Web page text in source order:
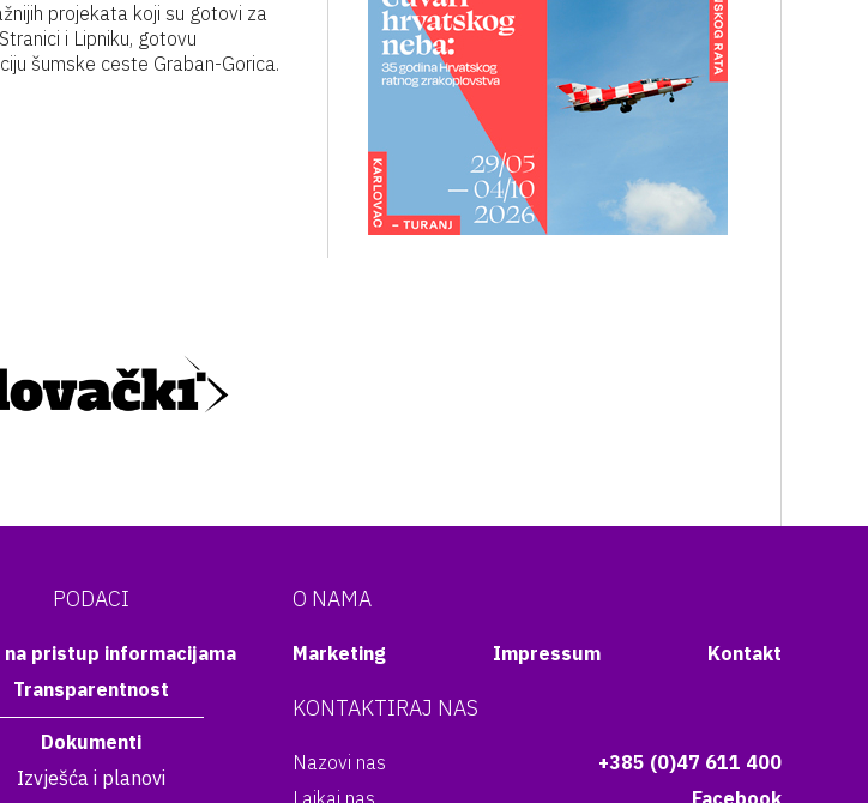
projekata koji su gotovi za
i Lipniku, gotovu
šumske ceste Graban-Gorica.
PODACI
na pristup informacijama
Transparentnost
Dokumenti
Izvješća i planovi
O NAMA
Marketing Impressum Kontakt
KONTAKTIRAJ NAS
Nazovi nas
+385 (0)47 611 400
Lajkaj nas
Facebook